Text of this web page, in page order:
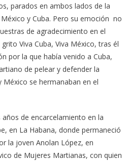
parados en ambos lados de la
y Cuba. Pero su emoción no
de agradecimiento en el
Viva Cuba, Viva México, tras él
por la que había venido a Cuba,
de pelear y defender la
México se hermanaban en el
de encarcelamiento en la
en La Habana, donde permaneció
la joven Anolan López, en
de Mujeres Martianas, con quien